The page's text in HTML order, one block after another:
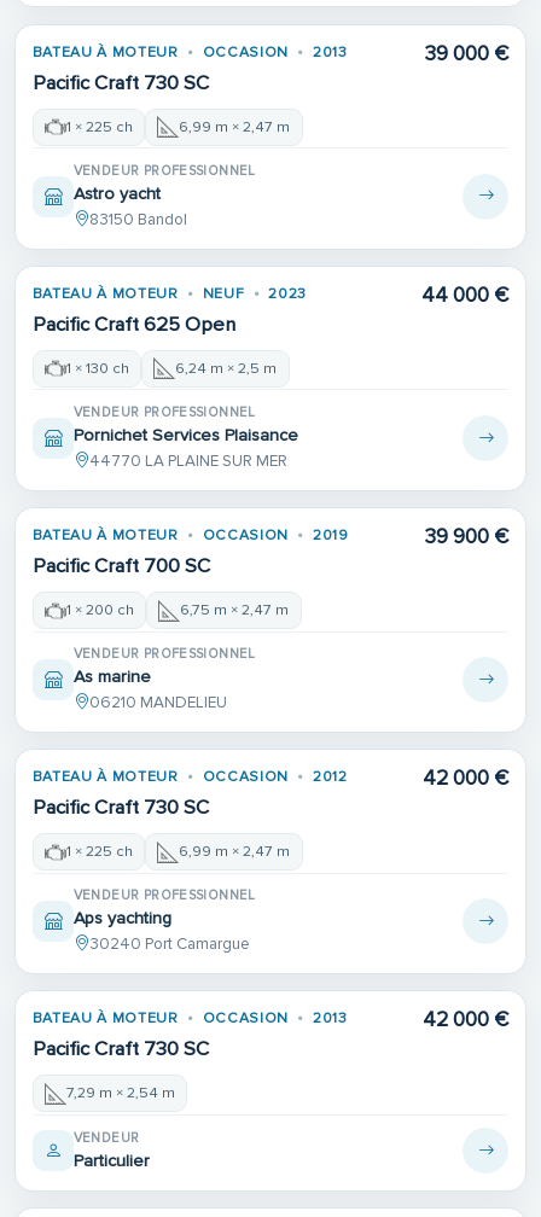
BATEAU À MOTEUR OCCASION 2013
Pacific Craft 730 SC
39 000 €
1 × 225 ch 6,99 m × 2,47 m
VENDEUR PROFESSIONNEL
Astro yacht
83150 Bandol
BATEAU À MOTEUR NEUF 2023
Pacific Craft 625 Open
44 000 €
1 × 130 ch 6,24 m × 2,5 m
VENDEUR PROFESSIONNEL
Pornichet Services Plaisance
44770 LA PLAINE SUR MER
BATEAU À MOTEUR OCCASION 2019
Pacific Craft 700 SC
39 900 €
1 × 200 ch 6,75 m × 2,47 m
VENDEUR PROFESSIONNEL
As marine
06210 MANDELIEU
BATEAU À MOTEUR OCCASION 2012
Pacific Craft 730 SC
42 000 €
1 × 225 ch 6,99 m × 2,47 m
VENDEUR PROFESSIONNEL
Aps yachting
30240 Port Camargue
BATEAU À MOTEUR OCCASION 2013
Pacific Craft 730 SC
42 000 €
7,29 m × 2,54 m
VENDEUR
Particulier